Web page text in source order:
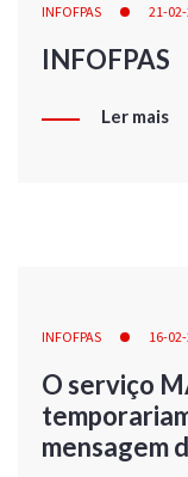
INFOFPAS 21-
INFOFPAS
Ler mais
INFOFPAS 16-
O serviço
mensagem